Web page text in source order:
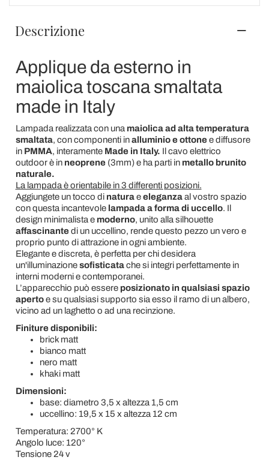
Descrizione
Applique da esterno in
maiolica toscana smaltata
made in Italy
Lampada realizzata con una maiolica ad alta temperatura
smaltata, con componenti inalluminio e ottonee diffusore
in PMMA, interamente Made in Italy. Il cavo elettrico
outdoor è in neoprene(3mm) e ha parti in metallo brunito
naturale.
La lampada è orientabile in 3 differenti posizioni.
Aggiungete un tocco di naturaeeleganzaal vostro spazio
con questa incantevole lampada a forma di uccello. Il
design minimalista e moderno, unito alla silhouette
affascinantedi un uccellino, rende questo pezzo un vero e
proprio punto di attrazione in ogni ambiente.
Elegante e discreta, è perfetta per chi desidera
un'illuminazionesofisticatache si integri perfettamente in
interni moderni e contemporanei.
L’apparecchio può essere posizionato in qualsiasi spazio
apertoe su qualsiasi supporto sia esso il ramo di un albero,
vicino ad un laghetto o ad una recinzione.
Finiture disponibili:
brick matt
bianco matt
nero matt
khaki matt
Dimensioni:
base: diametro 3,5 x altezza 1,5 cm
uccellino: 19,5 x 15 x altezza 12 cm
Temperatura: 2700° K
Angolo luce: 120°
Tensione 24 v